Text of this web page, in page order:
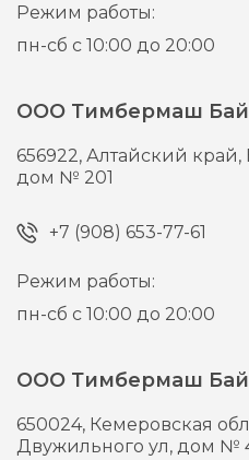
Режим работы:
пн-сб с 10:00 до 20:00
ООО Тимбермаш
656922,Алтайский край,
дом № 201
+7 (908) 653-77-61
Режим работы:
пн-сб с 10:00 до 20:00
ООО Тимбермаш
650024, Кемеровская
Двужильного ул, дом №